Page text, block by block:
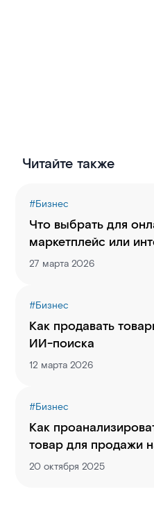
Читайте также
#Бизнес
Что выбрать для
маркетплейс или
27 марта 2026
#Бизнес
Как продавать
ИИ-поиска
12 марта 2026
#Бизнес
Как
товар для продажи
20 октября 2025